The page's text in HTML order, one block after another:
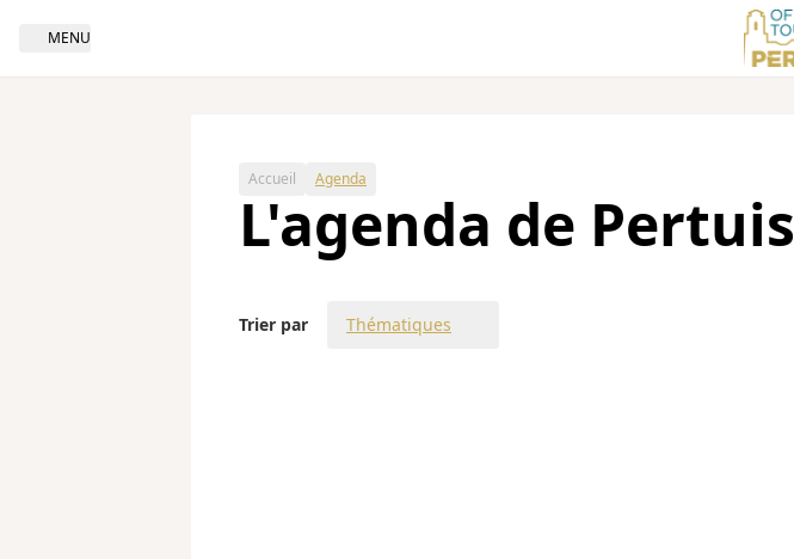
Open navigation
MENU
Accueil Agenda
L'agenda de Pertuis
Trier par Thématiques